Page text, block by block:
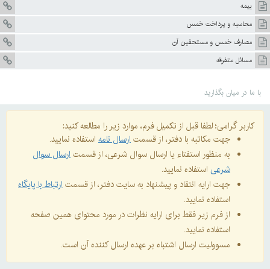
بیمه
محاسبه و پرداخت خمس
مصارف خمس و مستحقين آن
مسائل متفرقه
با ما در میان بگذارید
کاربر گرامی؛ لطفا قبل از تکمیل فرم، موارد زیر را مطالعه کنید:
جهت مکاتبه با دفتر، از قسمتارسال نامه استفاده نمایید.
به منظور استفتاء یا ارسال سوال شرعی، از قسمتارسال سوال
شرعی استفاده نمایید.
جهت ارایه انتقاد و پیشنهاد به سایت دفتر، از قسمتارتباط با پایگاه
استفاده نمایید.
از فرم زیر فقط برای ارایه نظرات در مورد محتوای همین صفحه
استفاده نمایید.
مسوولیت ارسال اشتباه بر عهده ارسال کننده آن است.